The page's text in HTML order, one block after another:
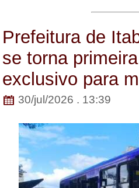
Prefeitura de
se torna
exclusivo para
30/jul/2026 . 13:39